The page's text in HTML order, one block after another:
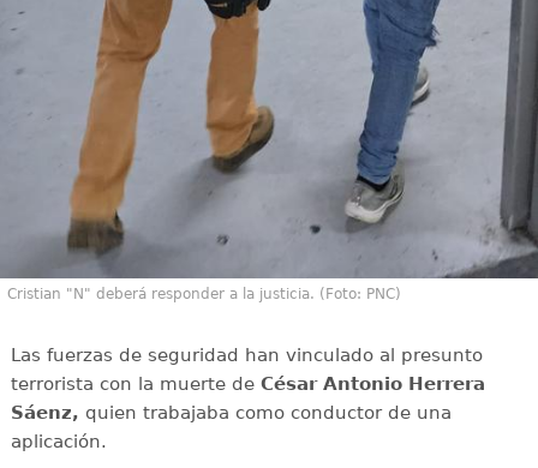
Cristian "N" deberá responder a la justicia. (Foto: PNC)
Las fuerzas de seguridad han vinculado al presunto
terrorista con la muerte de César Antonio Herrera
Sáenz, quien trabajaba como conductor de una
aplicación.